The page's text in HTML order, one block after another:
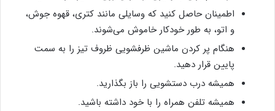
اطمینان حاصل کنید که وسایلی مانند کتری، قهوه جوش،
و اتو، به طور خودکار خاموش می‌شوند.
هنگام پر کردن ماشین ظرفشویی ظروف تیز را به سمت
پایین قرار دهید.
همیشه درب دستشویی را باز بگذارید.
همیشه تلفن همراه را با خود داشته باشید.